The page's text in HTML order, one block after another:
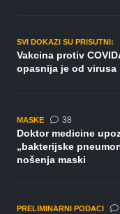
SVI DOKAZI SU PRISUTNI:
Vakcina protiv
opasnija je od virusa
MASKE 38komentara
Doktor medicine
„bakterijske
nošenja maski
PRELIMINARNI PODACI